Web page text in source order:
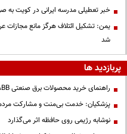
خبر تعطیلی مدرسه ایرانی در کویت به
یمن: تشکیل ائتلاف هرگز مانع مجازات
شد
پربازدید ها
راهنمای خرید محصولات برق صنعتی ABB
پزشکیان: خدمت بی‌منت و مشارکت
نوشابه رژیمی روی حافظه اثر می‌گذارد